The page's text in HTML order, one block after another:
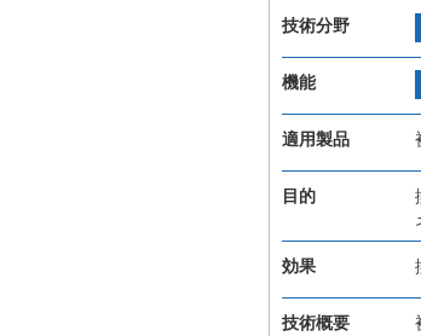
技術分野
機能
適用製品
目的
効果
技術概要